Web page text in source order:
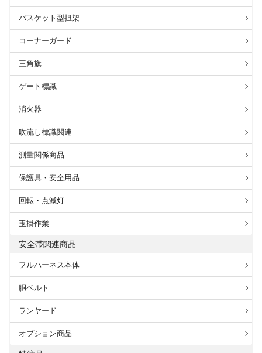
バスケット型担架
コーナーガード
三角旗
ゲート標識
消火器
吹流し標識関連
測量関係商品
保護具・安全用品
回転・点滅灯
玉掛作業
安全帯関連商品
フルハーネス本体
胴ベルト
ランヤード
オプション商品